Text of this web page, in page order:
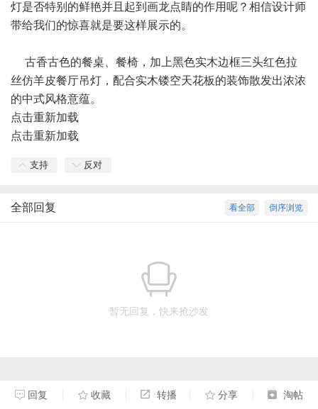
灯是否特别的鲜艳并且起到画龙点睛的作用呢？相信设计师
带给我们的惊喜就是要这样展示的。
古香古色的餐桌、餐椅，加上黑色实木边框三头红色拉
丝仿羊皮餐厅吊灯，配合实木镂空天花板的装饰散发出浓浓
的中式风格意蕴。
点击重新加载
点击重新加载
支持 反对
倒序浏览
看全部
全部回复
暂无回复，快来抢沙发
回复 收藏 转播 分享 淘帖